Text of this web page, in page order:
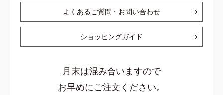
よくあるご質問・お問い合わせ
ショッピングガイド
月末は混み合いますので
お早めにご注文ください。